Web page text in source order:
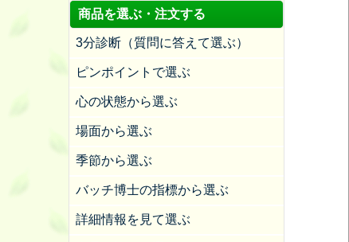
商品を選ぶ・注文する
3分診断（質問に答えて選ぶ）
ピンポイントで選ぶ
心の状態から選ぶ
場面から選ぶ
季節から選ぶ
バッチ博士の指標から選ぶ
詳細情報を見て選ぶ